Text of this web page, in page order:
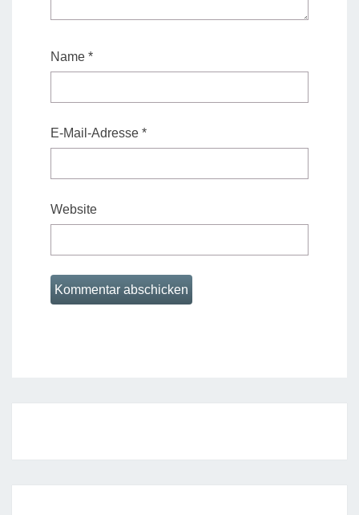
Name *
E-Mail-Adresse *
Website